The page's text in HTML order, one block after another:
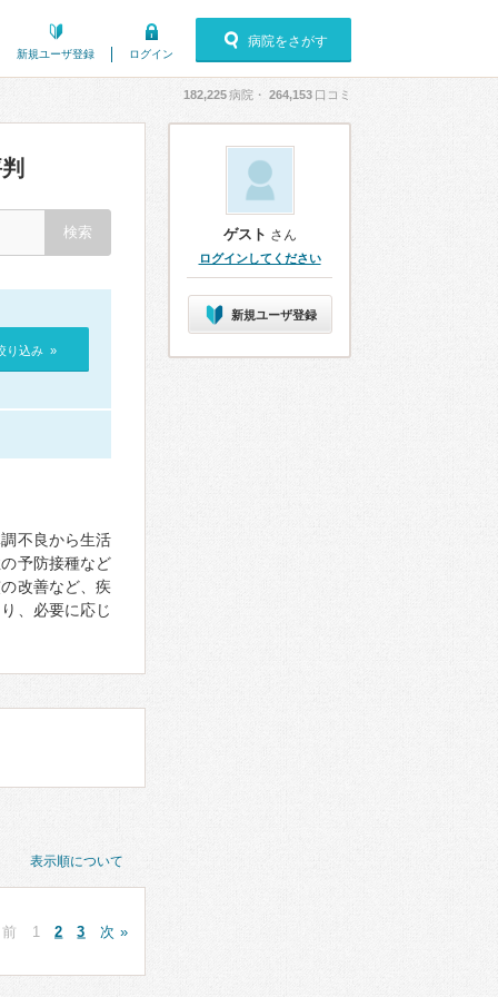
新規ユーザ登録 ログイン
病院をさがす
182,225病院・ 264,153 口コミ
り込み »
不良から生活
予防接種など
改善など、疾
、必要に応じ
表示順について
1 2 3 次 »
ゲスト さん
ログインしてください
新規ユーザ登録